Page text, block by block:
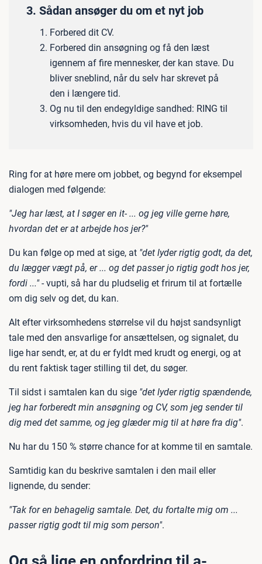
3. Sådan ansøger du om et nyt job
Forbered dit CV.
Forbered din ansøgning og få den læst
igennem af fire mennesker, der kan stave. Du
bliver sneblind, når du selv har skrevet på
den i længere tid.
Og nu til den endegyldige sandhed: RING til
virksomheden, hvis du vil have et job.
Ring for at høre mere om jobbet, og begynd for eksempel
dialogen med følgende:
"Jeg har læst, at I søger en it- ... og jeg ville gerne høre,
hvordan det er at arbejde hos jer?"
Du kan følge op med at sige, at "det lyder rigtig godt, da det,
du lægger vægt på, er ... og det passer jo rigtig godt hos jer,
fordi ..."- vupti, så har du pludselig et frirum til at fortælle
om dig selv og det, du kan.
Alt efter virksomhedens størrelse vil du højst sandsynligt
tale med den ansvarlige for ansættelsen, og signalet, du
lige har sendt, er, at du er fyldt med krudt og energi, og at
du rent faktisk tager stilling til det, du søger.
Til sidst i samtalen kan du sige "det lyder rigtig spændende,
jeg har forberedt min ansøgning og CV, som jeg sender til
dig med det samme, og jeg glæder mig til at høre fra dig".
Nu har du 150 % større chance for at komme til en samtale.
Samtidig kan du beskrive samtalen i den mail eller
lignende, du sender:
"Tak for en behagelig samtale. Det, du fortalte mig om ...
passer rigtig godt til mig som person".